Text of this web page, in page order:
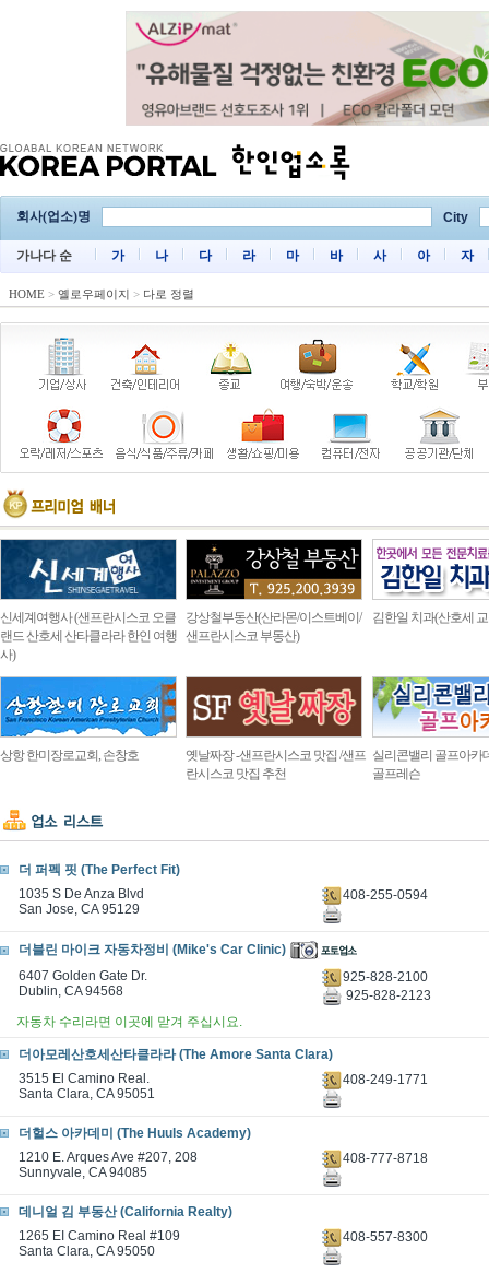
회사(업소)명 City
가나다 순 가 나 다 라 마 바 사 아 자
HOME > 옐로우페이지 > 다로 정렬
신세계여행사 (샌프란시스코 오클
랜드 산호세 산타클라라 한인 여행
사)
강상철부동산(산라몬/이스트베이/
샌프란시스코 부동산)
김한일 치과(산호세
상항 한미장로교회, 손창호
옛날짜장 -샌프란시스코 맛집 /샌프
란시스코 맛집 추천
실리콘밸리 골프아카
골프레슨
더 퍼펙 핏 (The Perfect Fit)
1035 S De Anza Blvd
San Jose, CA 95129
408-255-0594
더블린 마이크 자동차정비 (Mike's Car Clinic)
6407 Golden Gate Dr.
Dublin, CA 94568
925-828-2100
925-828-2123
자동차 수리라면 이곳에 맏겨 주십시요.
더아모레산호세산타클라라 (The Amore Santa Clara)
3515 El Camino Real.
Santa Clara, CA 95051
408-249-1771
더헐스 아카데미 (The Huuls Academy)
1210 E. Arques Ave #207, 208
Sunnyvale, CA 94085
408-777-8718
데니얼 김 부동산 (California Realty)
1265 EI Camino Real #109
Santa Clara, CA 95050
408-557-8300